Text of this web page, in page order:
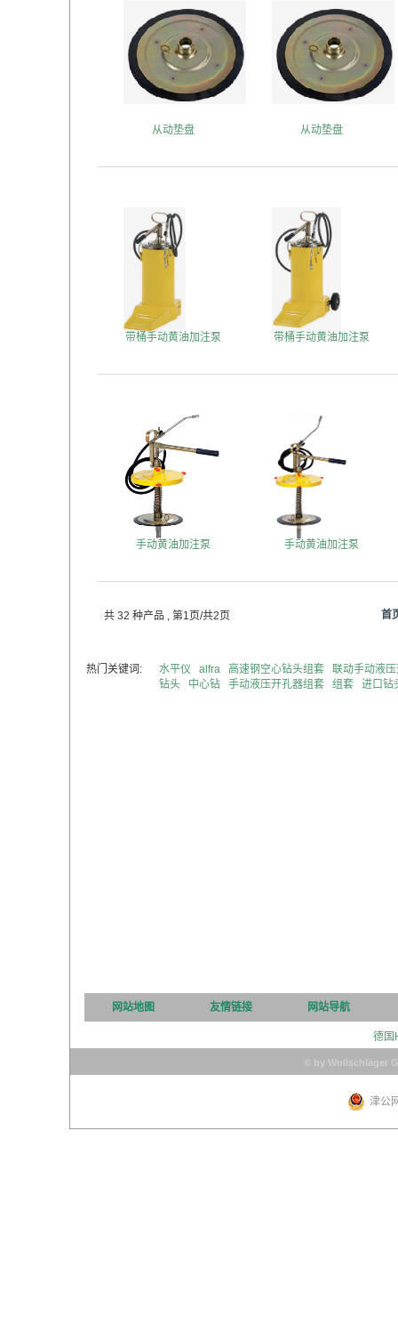
从动垫盘 从动垫盘
带桶手动黄油加注泵 带桶手动黄油加注泵
手动黄油加注泵 手动黄油加注泵
共 32 种产品 , 第1页/共2页 首
热门关键词: 水平仪 alfra 高速钢空心钻头组套
联动手动液
钻头
中心钻 手动液压开孔器组套 组套 进口钻
网站地图 友情链接 网站导航
德国
© by Wollschläger
津公